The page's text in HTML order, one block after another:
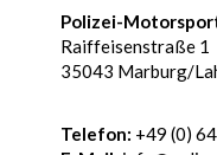
Polizei-
Raiffeisenstraße 1
35043 Marburg/
Telefon: +49 (0)